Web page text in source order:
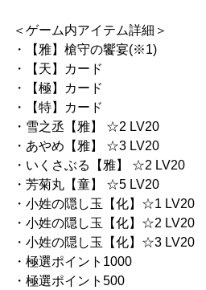
＜ゲーム内アイテム詳細＞
・【雅】槍守の饗宴(※1)
・【天】カード
・【極】カード
・【特】カード
・雪之丞【雅】 ☆2 LV20
・あやめ【雅】 ☆3 LV20
・いくさぶる【雅】 ☆2 LV20
・芳菊丸【童】 ☆5 LV20
・小姓の隠し玉【化】☆1 LV20
・小姓の隠し玉【化】☆2 LV20
・小姓の隠し玉【化】☆3 LV20
・極選ポイント1000
・極選ポイント500